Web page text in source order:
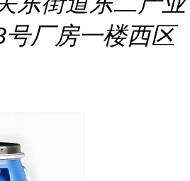
厂房一楼西区